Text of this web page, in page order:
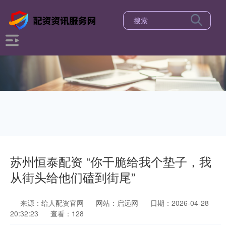
苏州恒泰配资 “你干脆给我个垫子，我
从街头给他们磕到街尾”
来源：给人配资官网 网站：启远网
日期：2026-04-28
20:32:23
查看：128